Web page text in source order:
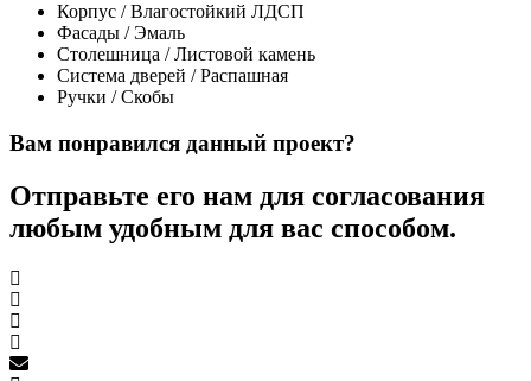
Корпус / Влагостойкий ЛДСП
Фасады / Эмаль
Столешница / Листовой камень
Система дверей / Распашная
Ручки / Скобы
Вам понравился данный проект?
Отправьте его нам для согласования
любым удобным для вас способом.